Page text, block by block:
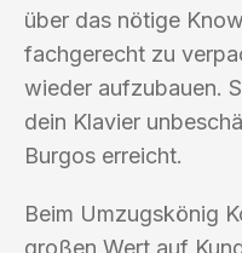
über das nötige
fachgerecht zu
wieder aufzubauen.
dein Klavier
Burgos erreicht.
Beim Umzugskönig
großen Wert auf